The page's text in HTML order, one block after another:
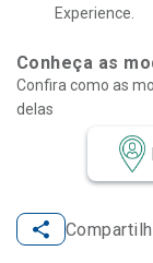
Experience.
Conheça as
Confira como as
delas